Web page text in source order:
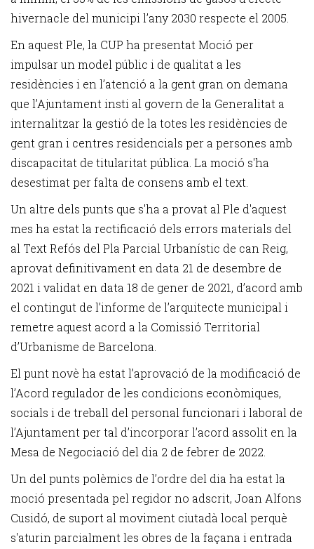
hivernacle del municipi l’any 2030 respecte el 2005.
En aquest Ple, la CUP ha presentat Moció per
impulsar un model públic i de qualitat a les
residències i en l’atenció a la gent gran on demana
que l’Ajuntament insti al govern de la Generalitat a
internalitzar la gestió de la totes les residències de
gent gran i centres residencials per a persones amb
discapacitat de titularitat pública. La moció s'ha
desestimat per falta de consens amb el text.
Un altre dels punts que s'ha a provat al Ple d'aquest
mes ha estat la rectificació dels errors materials del
al Text Refós del Pla Parcial Urbanístic de can Reig,
aprovat definitivament en data 21 de desembre de
2021 i validat en data 18 de gener de 2021, d’acord amb
el contingut de l’informe de l’arquitecte municipal i
remetre aquest acord a la Comissió Territorial
d’Urbanisme de Barcelona.
El punt novè ha estat l’aprovació de la modificació de
l’Acord regulador de les condicions econòmiques,
socials i de treball del personal funcionari i laboral de
l’Ajuntament per tal d’incorporar l’acord assolit en la
Mesa de Negociació del dia 2 de febrer de 2022.
Un del punts polèmics de l’ordre del dia ha estat la
moció presentada pel regidor no adscrit, Joan Alfons
Cusidó, de suport al moviment ciutadà local perquè
s'aturin parcialment les obres de la façana i entrada